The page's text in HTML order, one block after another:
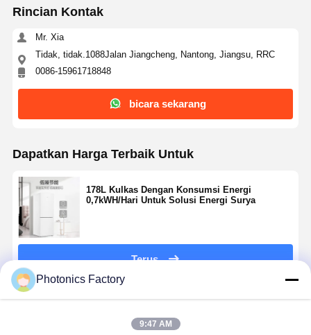
Kontrol
Kualitas
Hubungi
Kami
Sekarang
Pembangkit Tenaga Surya Portabel
Sistem Penyimpanan Energi
Pompa Panas PVT
Penawaran Panas
Lampu Dekorasi
Sistem Energi Terbarukan
Rincian Kontak
Mr. Xia
Tidak, tidak.1088Jalan Jiangcheng, Nantong, Jiangsu, RRC
0086-15961718848
bicara sekarang
Dapatkan Harga Terbaik Untuk
178L Kulkas Dengan Konsumsi Energi
0,7kWH/Hari Untuk Solusi Energi Surya
Terus
Photonics Factory
9:47 AM